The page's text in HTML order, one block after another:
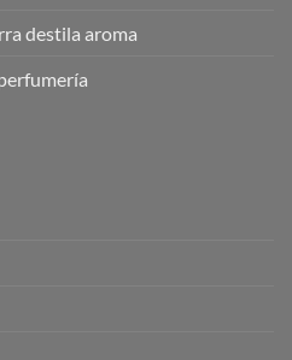
destila aroma